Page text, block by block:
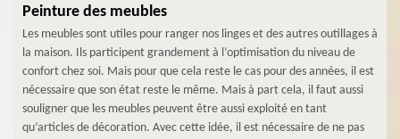
Peinture des meubles
Les meubles sont utiles pour ranger nos linges et des autres outillages à
la maison. Ils participent grandement à l’optimisation du niveau de
confort chez soi. Mais pour que cela reste le cas pour des années, il est
nécessaire que son état reste le même. Mais à part cela, il faut aussi
souligner que les meubles peuvent être aussi exploité en tant
qu’articles de décoration. Avec cette idée, il est nécessaire de ne pas